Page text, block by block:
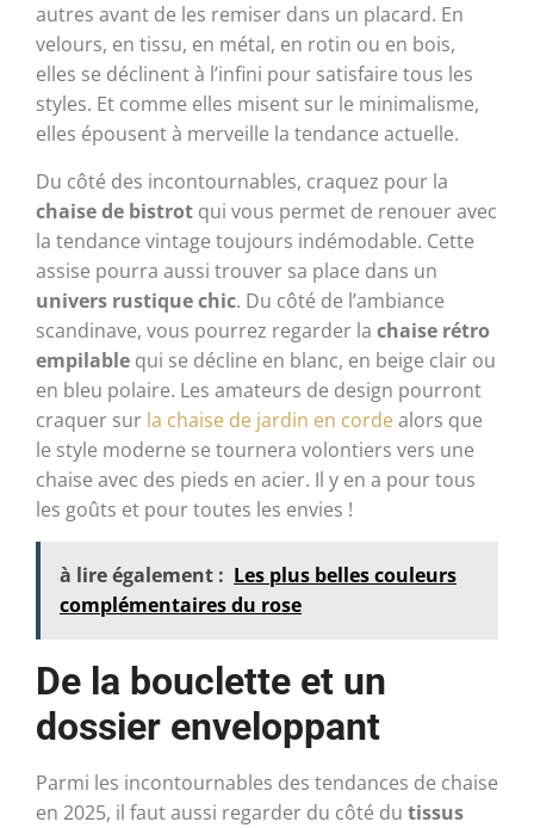
autres avant de les remiser dans un placard. En
velours, en tissu, en métal, en rotin ou en bois,
elles se déclinent à l’infini pour satisfaire tous les
styles. Et comme elles misent sur le minimalisme,
elles épousent à merveille la tendance actuelle.
Du côté des incontournables, craquez pour la
chaise de bistrot qui vous permet de renouer avec
la tendance vintage toujours indémodable. Cette
assise pourra aussi trouver sa place dans un
univers rustique chic. Du côté de l’ambiance
scandinave, vous pourrez regarder la chaise rétro
empilable qui se décline en blanc, en beige clair ou
en bleu polaire. Les amateurs de design pourront
craquer sur la chaise de jardin en cordealors que
le style moderne se tournera volontiers vers une
chaise avec des pieds en acier. Il y en a pour tous
les goûts et pour toutes les envies !
à lire également : Les plus belles couleurs
complémentaires du rose
De la bouclette et un
dossier enveloppant
Parmi les incontournables des tendances de chaise
en 2025, il faut aussi regarder du côté du tissus